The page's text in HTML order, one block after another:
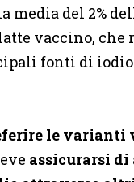
media del 2%
vaccino, che
fonti di
le varianti
assicurarsi di